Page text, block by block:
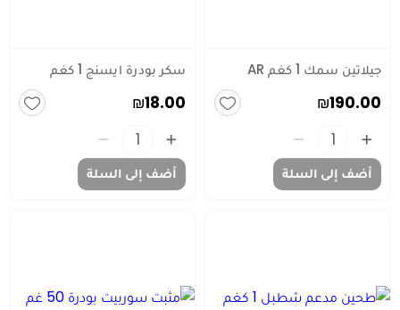
جيلاتين سمك 1 كغم AR
₪190.00
أضف إلى السلة
سكر بودرة ايسنج 1 كغم
₪18.00
أضف إلى السلة